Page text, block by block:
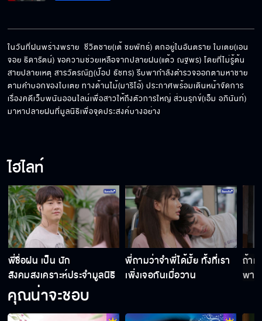
Behind the scene ในวันที่ฝนพร่างพราย EP.5
Behind the scene ในวันที่ฝนพร่างพราย EP.3
Behind the scene ในวันที่ฝนพร่างพราย EP.2
ในวันที่ฝนพร่างพราย  ชีวิตชาย(เต้ ชยพัทธ์) ตกอยู่ในอันตราย ใบเตย(เอน
จอย ธิดารัตน์) ขอความช่วยเหลือจากปลายฝน(แต้ว ณฐพร) โดยที่ไม่รู้ต้น
สายปลายเหตุ สารวัตรณัฏ(ป๊อป ธัชทร) รีบพากำลังตำรวจออกตามหาชาย
ตามคำบอกของใบเตย ทางด้านไม้(มาริโอ้) ประกาศพร้อมเดินหน้าจัดการ
เรื่องคดีเว็บพนันออนไลน์เพื่อสาวให้ถึงตัวการใหญ่ ส่วนรุกข์(เอ็ม อภินันท์)
มาหาปลายฝนที่มูลนิธิเพื่อจุดประสงค์บางอย่าง
ไฮไลท์
พี่ชื่อฝน เป็น นัก
สังคมสงเคราะห์ประจำมูลนิธิ
พี่ถามว่าจำพี่ได้มั้ย ทั้งที่เรา
เพิ่งเจอกันเมื่อวาน
ถ้าแ
พาแ
คุณน่าจะชอบ